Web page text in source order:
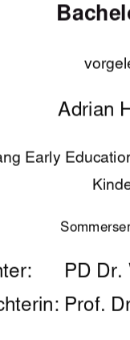
Adrian
Early
PD Dr.
Prof.